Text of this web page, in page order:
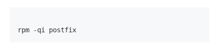
rpm -qi postfix